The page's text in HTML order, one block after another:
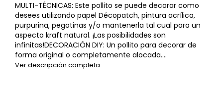
MULTI-TÉCNICAS: Este pollito se puede decorar como
desees utilizando papel Décopatch, pintura acrílica,
purpurina, pegatinas y/o mantenerla tal cual para un
aspecto kraft natural. ¡Las posibilidades son
infinitas!DECORACIÓN DIY: Un pollito para decorar de
forma original o completamente alocada....
Ver descripción completa